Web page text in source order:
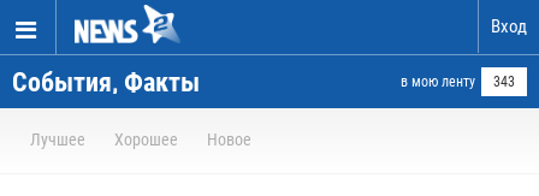
Вход
События, Факты в мою ленту 343
Лучшее Хорошее Новое